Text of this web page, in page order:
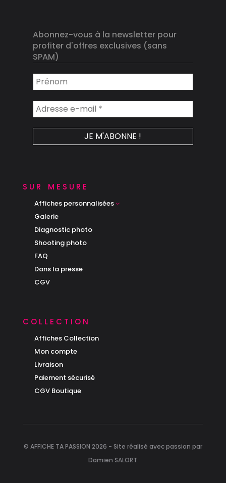
Abonnez-vous à la newsletter pour
profiter d'offres exclusives (sans
SPAM)
sur mesure
Affiches personnalisées3
Galerie
Diagnostic photo
Shooting photo
FAQ
Dans la presse
CGV
collection
Affiches Collection
Mon compte
Livraison
Paiement sécurisé
CGV Boutique
© AFFICHE TA PASSION 2026 - Site réalisé avec passion par
Damien SALORT